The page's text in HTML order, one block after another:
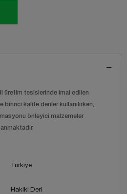
üretim tesislerinde imal edilen
birinci kalite deriler kullanılırken,
önleyici malzemeler
Türkiye
Hakiki Deri